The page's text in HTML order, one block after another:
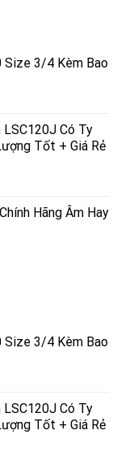
Size 3/4 Kèm Bao
Có Ty
Tốt + Giá Rẻ
Hãng Âm Hay
Size 3/4 Kèm Bao
Có Ty
Tốt + Giá Rẻ